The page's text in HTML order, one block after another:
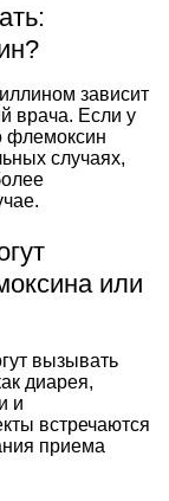
зависит
врача. Если у
флемоксин
случаях,
или
вызывать
диарея,
и
встречаются
приема